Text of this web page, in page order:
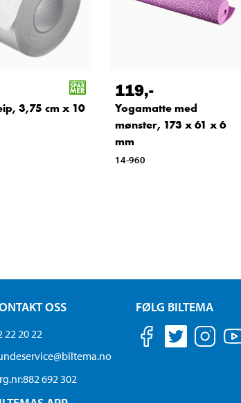
3,75 cm x 10
119,-
Yogamatte med
mønster, 173 x 61 x 6
mm
14-960
OSS
22 20 22
692 302
FØLG BILTEMA